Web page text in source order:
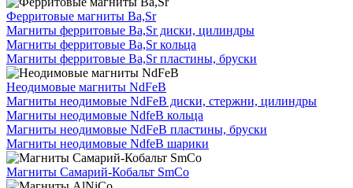
Ферритовые магниты Ba,Sr
Магниты ферритовые Ba,Sr диски, цилиндры
Магниты ферритовые Ba,Sr кольца
Магниты ферритовые Ba,Sr пластины, бруски
Неодимовые магниты NdFeB
Магниты неодимовые NdFeB диски, стержни, цилиндры
Магниты неодимовые NdfeB кольца
Магниты неодимовые NdFeB пластины, бруски
Магниты неодимовые NdfeB шарики
Магниты Самарий-Кобальт SmCo